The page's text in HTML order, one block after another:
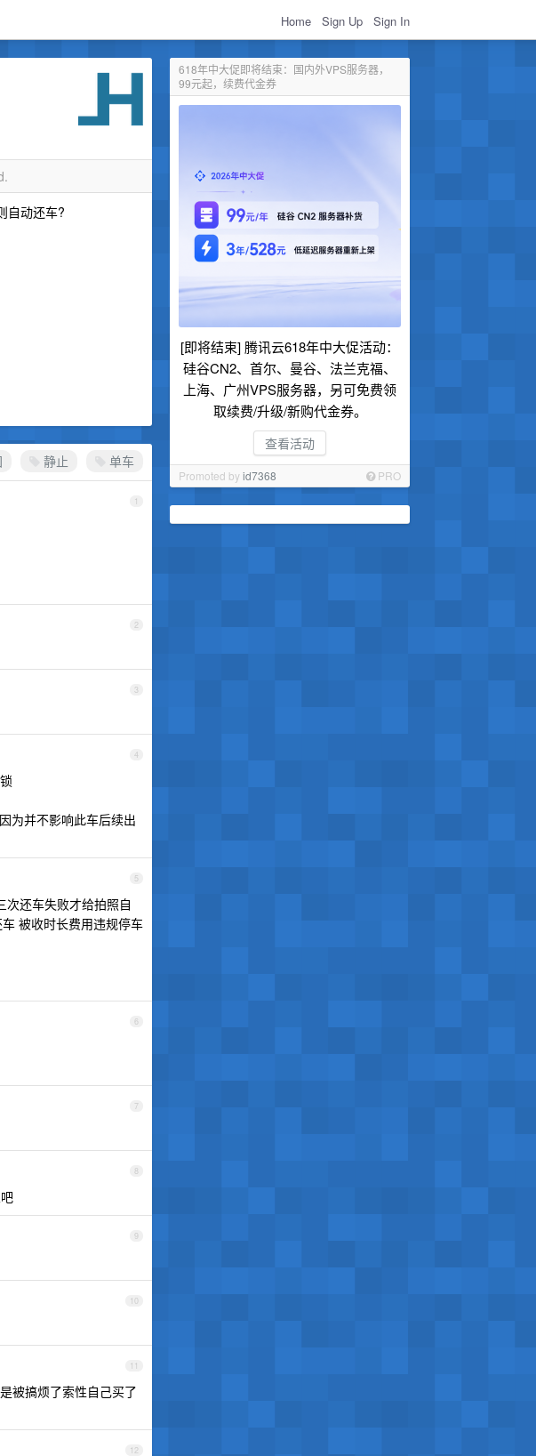
Home Sign Up Sign In
618年中大促即将结束：国内外VPS服务器，
99元起，续费代金券
[即将结束] 腾讯云618年中大促活动：
硅谷CN2、首尔、曼谷、法兰克福、
上海、广州VPS服务器，另可免费领
取续费/升级/新购代金券。
查看活动
Promoted byid7368 PRO
自动还车?
静止 单车
1
2
3
4
为并不影响此车后续出
5
还车失败才给拍照自
被收时长费用违规停车
6
7
8
9
10
11
被搞烦了索性自己买了
12